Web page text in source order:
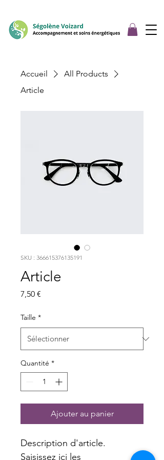
Accueil
All Products
Article
SKU : 366615376135191
Article
7,50 €
Taille *
Quantité *
Ajouter au panier
Description d'article.
Saisissez ici les